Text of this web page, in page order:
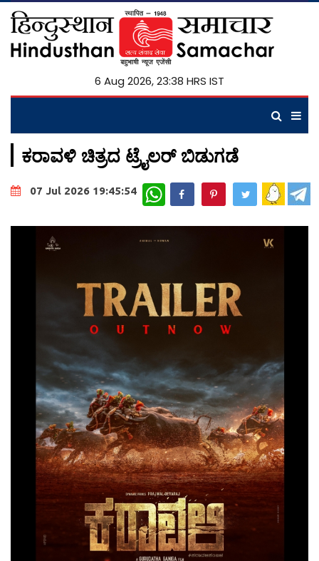
6 Aug 2026, 23:38 HRS IST
ಕರಾವಳಿ ಚಿತ್ರದ ಟ್ರೈಲರ್ ಬಿಡುಗಡೆ
07 Jul 2026 19:45:54 WhatsApp